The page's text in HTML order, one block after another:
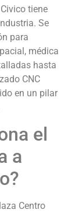
tiene
Se
para
médica
hasta
CNC
en un pilar
el
a
Centro